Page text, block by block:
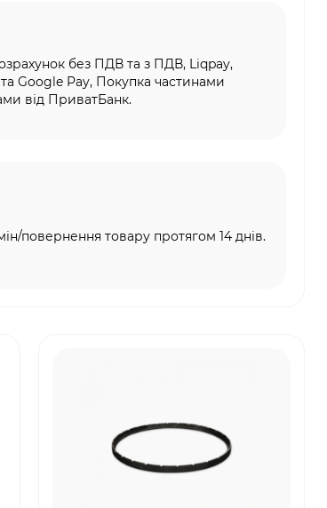
без ПДВ та з ПДВ, Liqpay,
Google Pay, Покупка частинами
від ПриватБанк.
повернення товару протягом 14 днів.